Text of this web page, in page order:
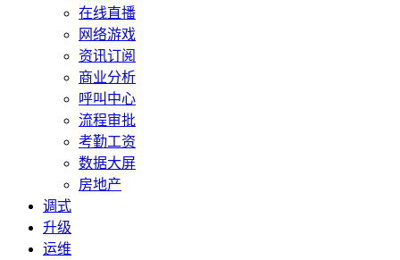
在线直播
网络游戏
资讯订阅
商业分析
呼叫中心
流程审批
考勤工资
数据大屏
房地产
调式
升级
运维